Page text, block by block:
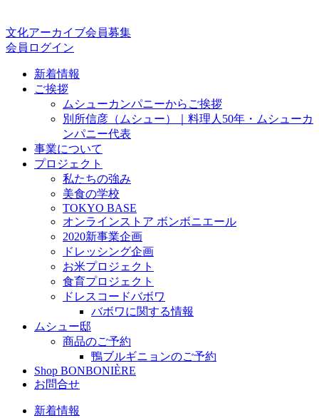
文化アーカイブ会員募集
会員ログイン
新着情報
ご挨拶
ムシューカンパニーからご挨拶
別所信彦（ムシュー）｜料理人50年・ムシューカ
ンパニー代表
事業について
プロジェクト
私たちの強み
美食の学校
TOKYO BASE
オンラインストア ボンボニエール
2020新事業企画
ドレッシング企画
お米プロジェクト
食育プロジェクト
ドレスコードバボワ
バボワに関する情報
ムシュー邸
商品のご予約
鴨ブルギニョンのご予約
Shop BONBONIÈRE
お問合せ
新着情報